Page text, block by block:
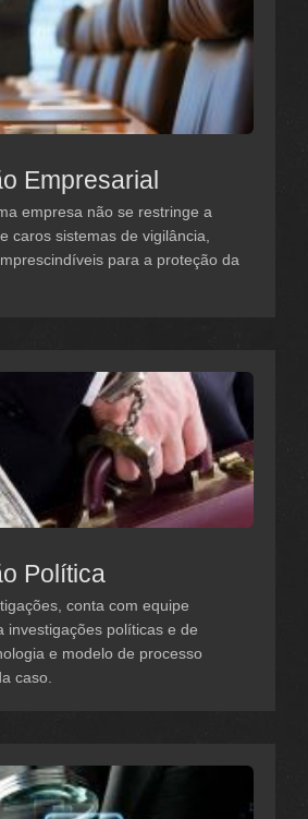
Empresarial
empresa não se restringe a
caros sistemas de vigilância,
para a proteção da
Política
conta com equipe
investigações políticas e de
e modelo de processo
caso.